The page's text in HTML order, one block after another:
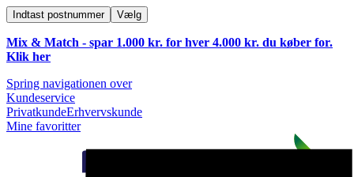
Indtast postnummer Vælg
Mix & Match - spar 1.000 kr. for hver 4.000 kr. du køber for.
Klik her
Spring navigationen over
Kundeservice
PrivatkundeErhvervskunde
Mine favoritter